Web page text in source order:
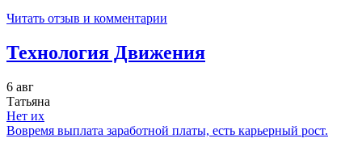
Читать отзыв и комментарии
Технология Движения
6 авг
Татьяна
Нет их
Вовремя выплата заработной платы, есть карьерный рост.